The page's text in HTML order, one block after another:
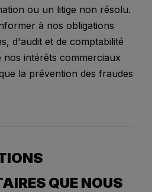
ou un litige non résolu.
à nos obligations
d'audit et de comptabilité
nos intérêts commerciaux
la prévention des fraudes
QUE NOUS